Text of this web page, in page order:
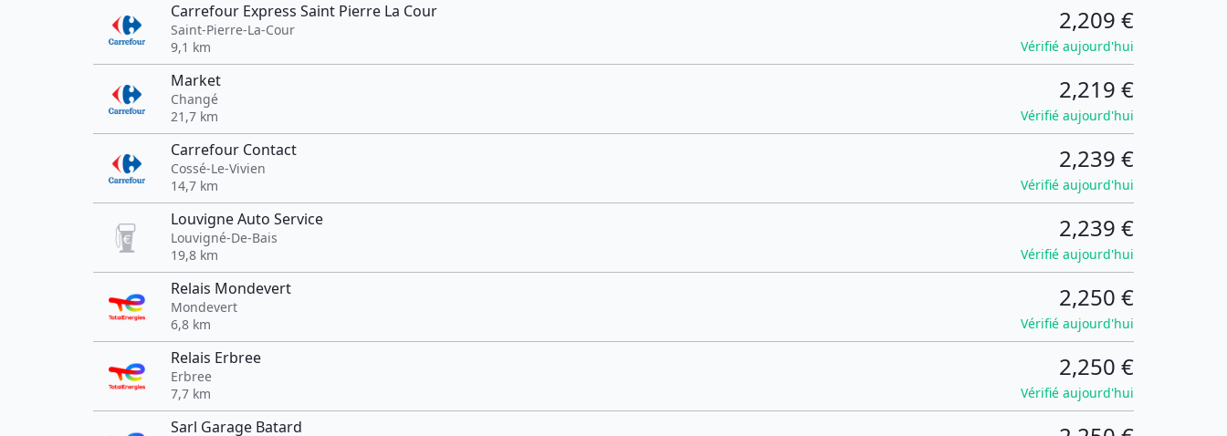
Carrefour Express Saint Pierre La Cour
Saint-Pierre-La-Cour
9,1 km
2,209 €
Vérifié aujourd'hui
Market
Changé
21,7 km
2,219 €
Vérifié aujourd'hui
Carrefour Contact
Cossé-Le-Vivien
14,7 km
2,239 €
Vérifié aujourd'hui
Louvigne Auto Service
Louvigné-De-Bais
19,8 km
2,239 €
Vérifié aujourd'hui
Relais Mondevert
Mondevert
6,8 km
2,250 €
Vérifié aujourd'hui
Relais Erbree
Erbree
7,7 km
2,250 €
Vérifié aujourd'hui
Sarl Garage Batard